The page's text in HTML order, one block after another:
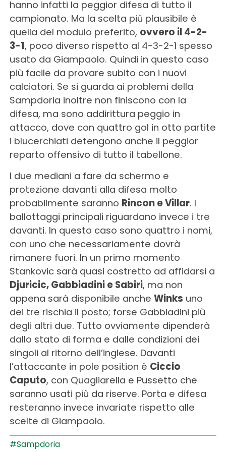
hanno infatti la peggior difesa di tutto il
campionato. Ma la scelta più plausibile è
quella del modulo preferito, ovvero il 4-2-
3-1, poco diverso rispetto al 4-3-2-1 spesso
usato da Giampaolo. Quindi in questo caso
più facile da provare subito con i nuovi
calciatori. Se si guarda ai problemi della
Sampdoria inoltre non finiscono con la
difesa, ma sono addirittura peggio in
attacco, dove con quattro gol in otto partite
i blucerchiati detengono anche il peggior
reparto offensivo di tutto il tabellone.
I due mediani a fare da schermo e
protezione davanti alla difesa molto
probabilmente saranno Rincon e Villar. I
ballottaggi principali riguardano invece i tre
davanti. In questo caso sono quattro i nomi,
con uno che necessariamente dovrà
rimanere fuori. In un primo momento
Stankovic sarà quasi costretto ad affidarsi a
Djuricic, Gabbiadini e Sabiri, ma non
appena sarà disponibile anche Winks uno
dei tre rischia il posto; forse Gabbiadini più
degli altri due. Tutto ovviamente dipenderà
dallo stato di forma e dalle condizioni dei
singoli al ritorno dell’inglese. Davanti
l’attaccante in pole position è Ciccio
Caputo, con Quagliarella e Pussetto che
saranno usati più da riserve. Porta e difesa
resteranno invece invariate rispetto alle
scelte di Giampaolo.
#Sampdoria